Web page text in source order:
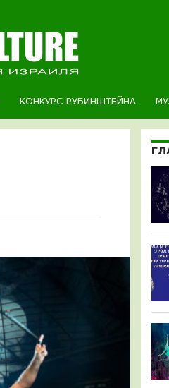
КОНКУРС РУБИНШТЕЙНА